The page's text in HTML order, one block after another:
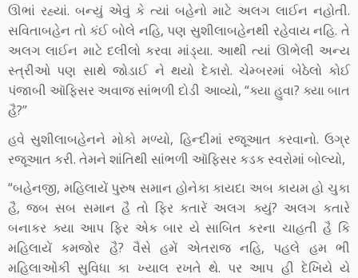
ઊભાં રહ્યાં. બન્યું એવું કે ત્યાં બહેનો માટે અલગ લાઈન નહોતી.
સવિતાબહેન તો કંઈ બોલે નહિ, પણ સુશીલાબહેનથી રહેવાય નહિ. તે
અલગ લાઈન માટે દલીલો કરવા માંડ્યા. આથી ત્યાં ઊભેલી અન્ય
સ્ત્રીઓ પણ સાથે જોડાઈ ને થયો દેકારો. ચેમ્બરમાં બેઠેલો કોઈ
પંજાબી ઑફિસર અવાજ સાંભળી દોડી આવ્યો, “ક્યા હુવા? ક્યા બાત
હૈ?”
હવે સુશીલાબહેનને મોકો મળ્યો, હિન્દીમાં રજૂઆત કરવાનો. ઉગ્ર
રજૂઆત કરી. તેમને શાંતિથી સાંભળી ઑફિસર કડક સ્વરોમાં બોલ્યો,
“બહેનજી, મહિલાયેં પુરુષ સમાન હોનેકા કાયદા અબ કાયમ હો ચુકા
હૈ, જબ સબ સમાન હૈ તો ફિર કતારેં અલગ ક્યું? અલગ કતારે
બનાકર ક્યા આપ ફિર એક બાર યે સાબિત કરના ચાહતી હૈ કિ
મહિલાયેં કમજોર હૈ? વૈસે હમેં એતરાજ નહિ, પહલે હમ ભી
મહિલાઓંકી સુવિધા કા ખ્યાલ રખતે થે. પર આપ હી દેખિયે યે